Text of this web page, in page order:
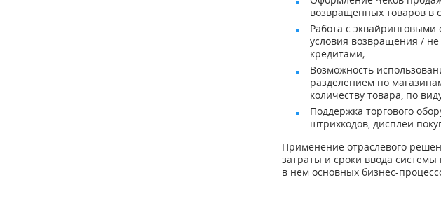
возвращенных товаров в
Работа с эквайринговыми
условия возвращения /
кредитами;
Возможность
разделением по
количеству товара, по
Поддержка торгового
штрихкодов, дисплеи
Применение отраслевого
затраты и сроки ввода
в нем основных бизнес-